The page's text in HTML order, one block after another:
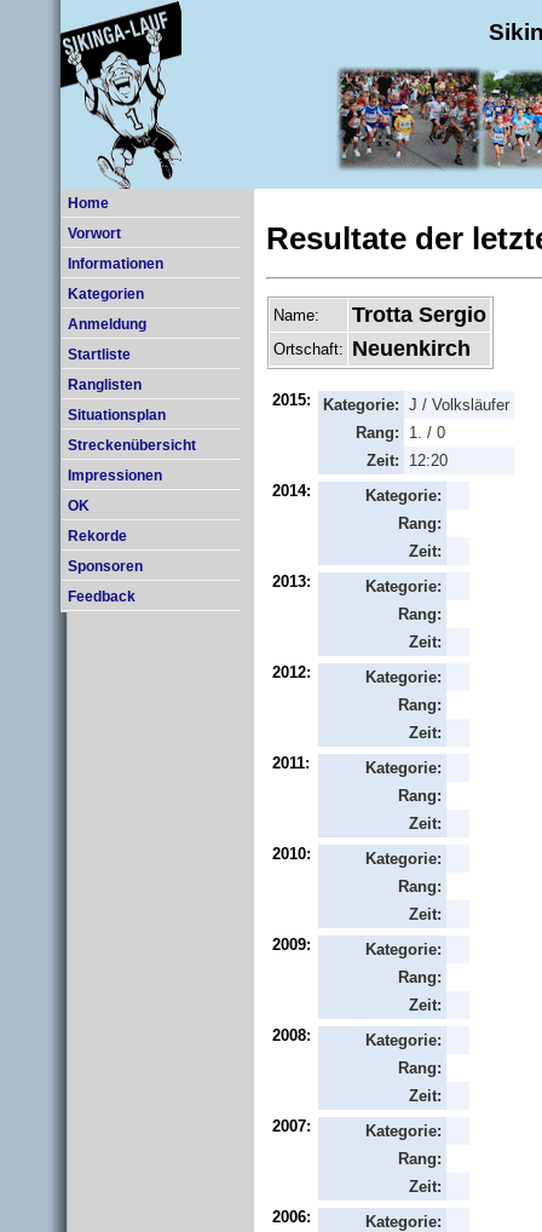
Home
Vorwort
Informationen
Kategorien
Anmeldung
Startliste
Ranglisten
Situationsplan
Streckenübersicht
Impressionen
OK
Rekorde
Sponsoren
Feedback
Resultate der
Name: Trotta Sergio
Ortschaft: Neuenkirch
2015: Kategorie: J / Volksläufer
Rang:
1. / 0
Zeit:
12:20
2014:
Kategorie:
Rang:
Zeit:
2013:
Kategorie:
Rang:
Zeit:
2012:
Kategorie:
Rang:
Zeit:
2011:
Kategorie:
Rang:
Zeit:
2010:
Kategorie:
Rang:
Zeit:
2009:
Kategorie:
Rang:
Zeit:
2008:
Kategorie:
Rang:
Zeit:
2007:
Kategorie:
Rang:
Zeit:
2006:
Kategorie: